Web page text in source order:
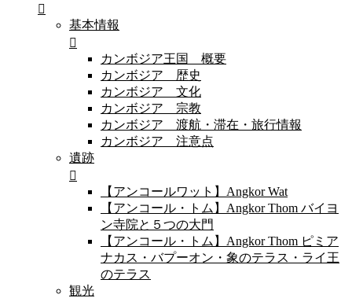
基本情報
カンボジア王国 概要
カンボジア 歴史
カンボジア 文化
カンボジア 宗教
カンボジア 渡航・滞在・旅行情報
カンボジア 注意点
遺跡
【アンコールワット】Angkor Wat
【アンコール・トム】Angkor Thom バイヨ
ン寺院と５つの大門
【アンコール・トム】Angkor Thom ピミア
ナカス・バプーオン・象のテラス・ライ王
のテラス
観光